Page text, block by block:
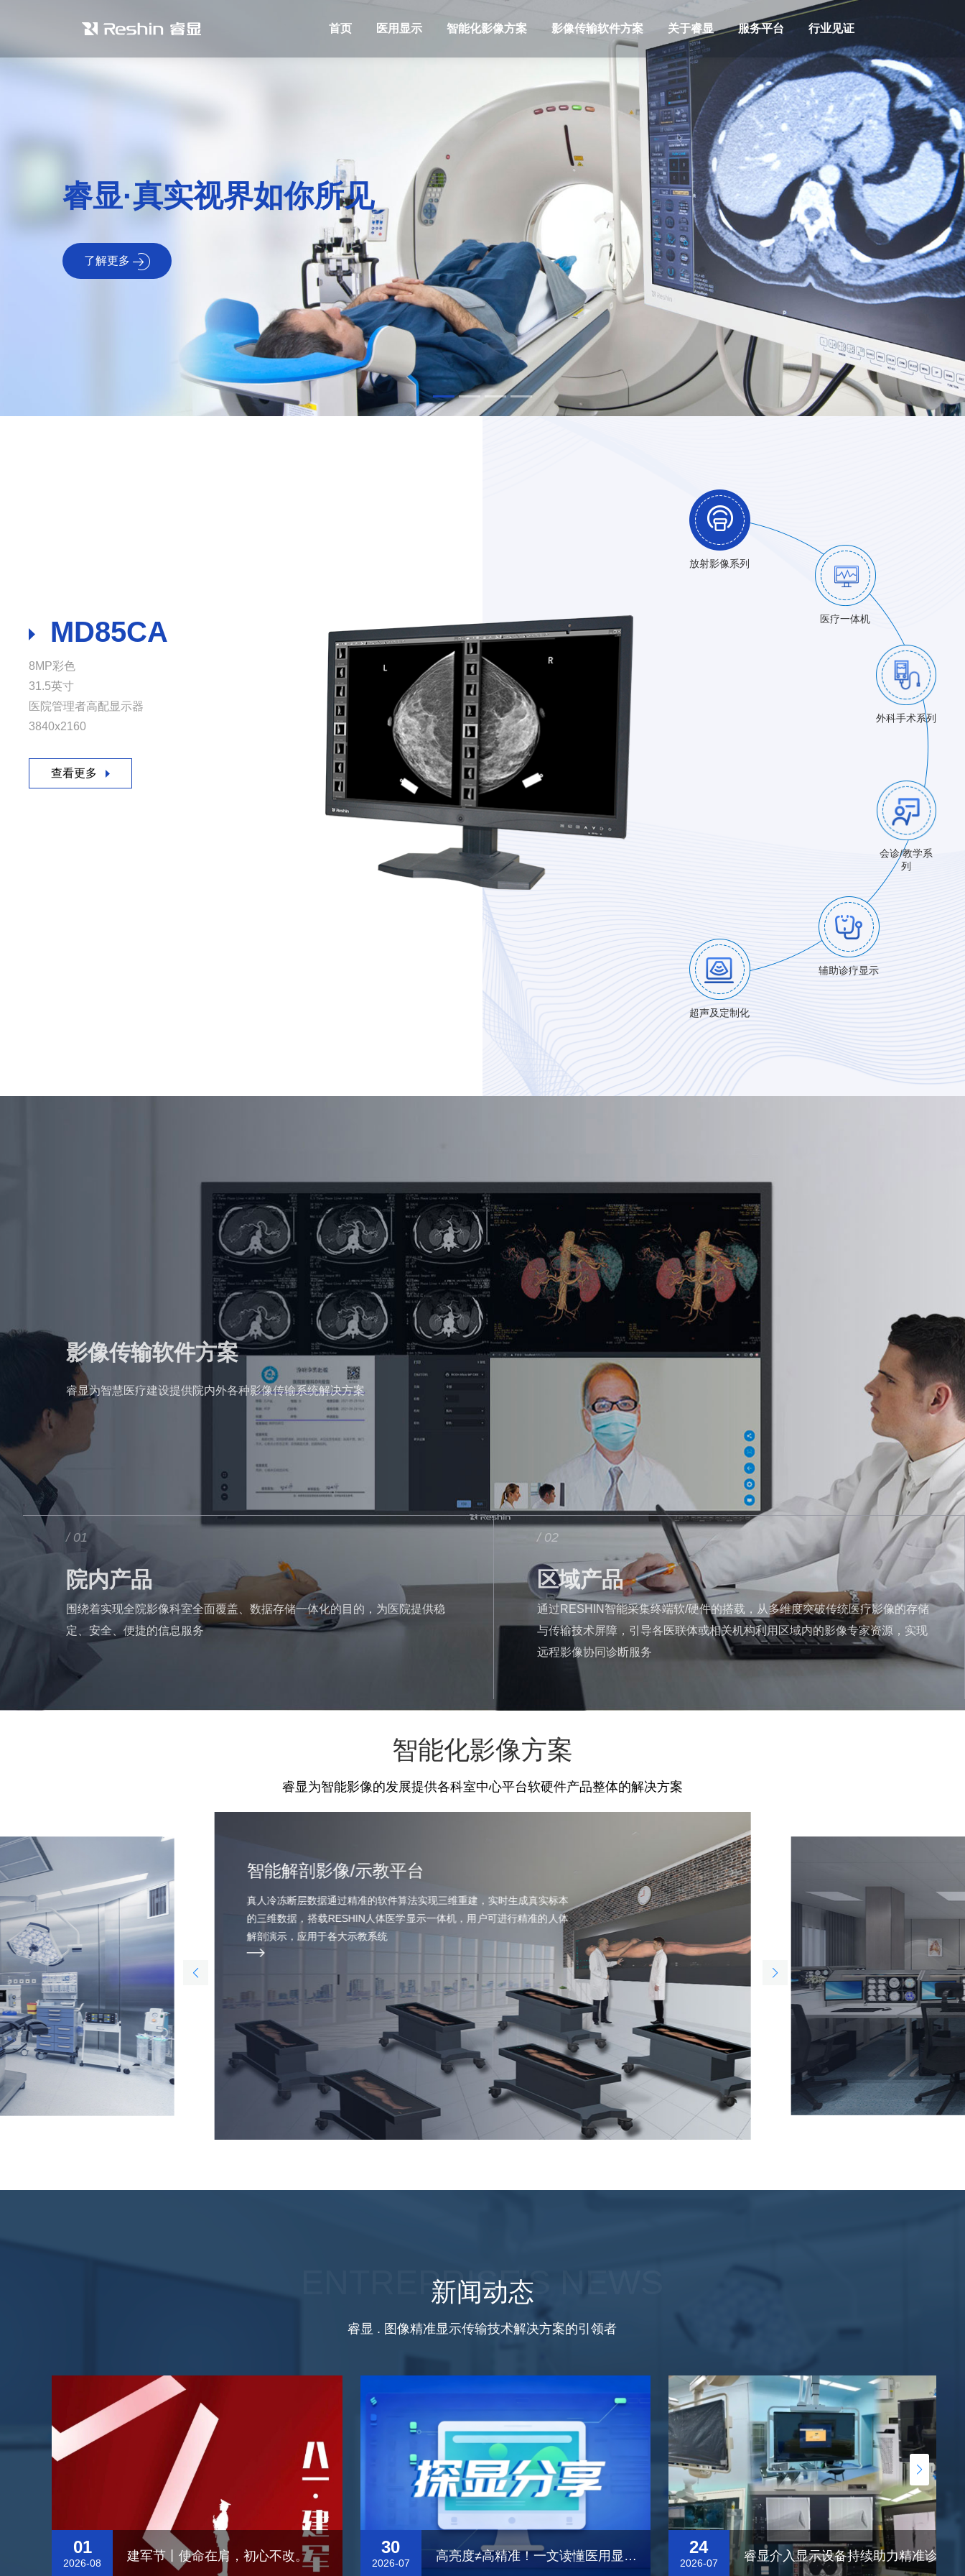
首页 医用显示 智能化影像方案 影像传输软件方案 关于睿显 服务平台 行业见证
睿显·真实视界如你所见
了解更多
MD85CA
8MP彩色
31.5英寸
医院管理者高配显示器
3840x2160
查看更多
A241SPA
23.6英寸彩色
1920x1080
全院专业显示管理终端
MS431P
42.5英寸彩色
4K(3840x2160)
全医疗接口高可靠性，尤其适用于DSA
手术、放射科综合应用显示器
A430S
42.5英寸彩色
3840*2160
5G、扫码、摄像头麦克风、多接口、科研教学、医疗
专家桌面专用一体机
MS431P
42.5英寸彩色
4K(3840x2160)
全医疗接口高可靠性，尤其适用于DSA
手术、放射科综合应用显示器
超声主屏显示
彩超/主屏
多尺寸
定制化
放射影像系列
医疗一体机
外科手术系列
会诊/教学系
列
辅助诊疗显示
超声及定制化
影像传输软件方案
睿显为智慧医疗建设提供院内外各种影像传输系统解决方案
/ 01
院内产品
围绕着实现全院影像科室全面覆盖、数据存储一体化的目的，为医院提供稳
定、安全、便捷的信息服务
/ 02
区域产品
通过RESHIN智能采集终端软/硬件的搭载，从多维度突破传统医疗影像的存储
与传输技术屏障，引导各医联体或相关机构利用区域内的影像专家资源，实现
远程影像协同诊断服务
智能化影像方案
睿显为智能影像的发展提供各科室中心平台软硬件产品整体的解决方案
智能解剖影像/示教平台
真人冷冻断层数据通过精准的软件算法实现三维重建，实时生成真实标本
的三维数据，搭载RESHIN人体医学显示一体机，用户可进行精准的人体
解剖演示，应用于各大示教系统
ENTREPRISE'S NEWS
新闻动态
睿显 . 图像精准显示传输技术解决方案的引领者
01
2026-08 建军节丨使命在肩，初心不改。 30
2026-07 高亮度≠高精准！一文读懂医用显示器亮度「标准」 24
2026-07